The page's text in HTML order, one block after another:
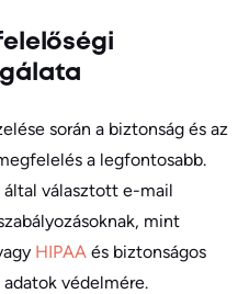
során a biztonság és az
a legfontosabb.
által választott e-mail
mint
HIPAA és biztonságos
védelmére.